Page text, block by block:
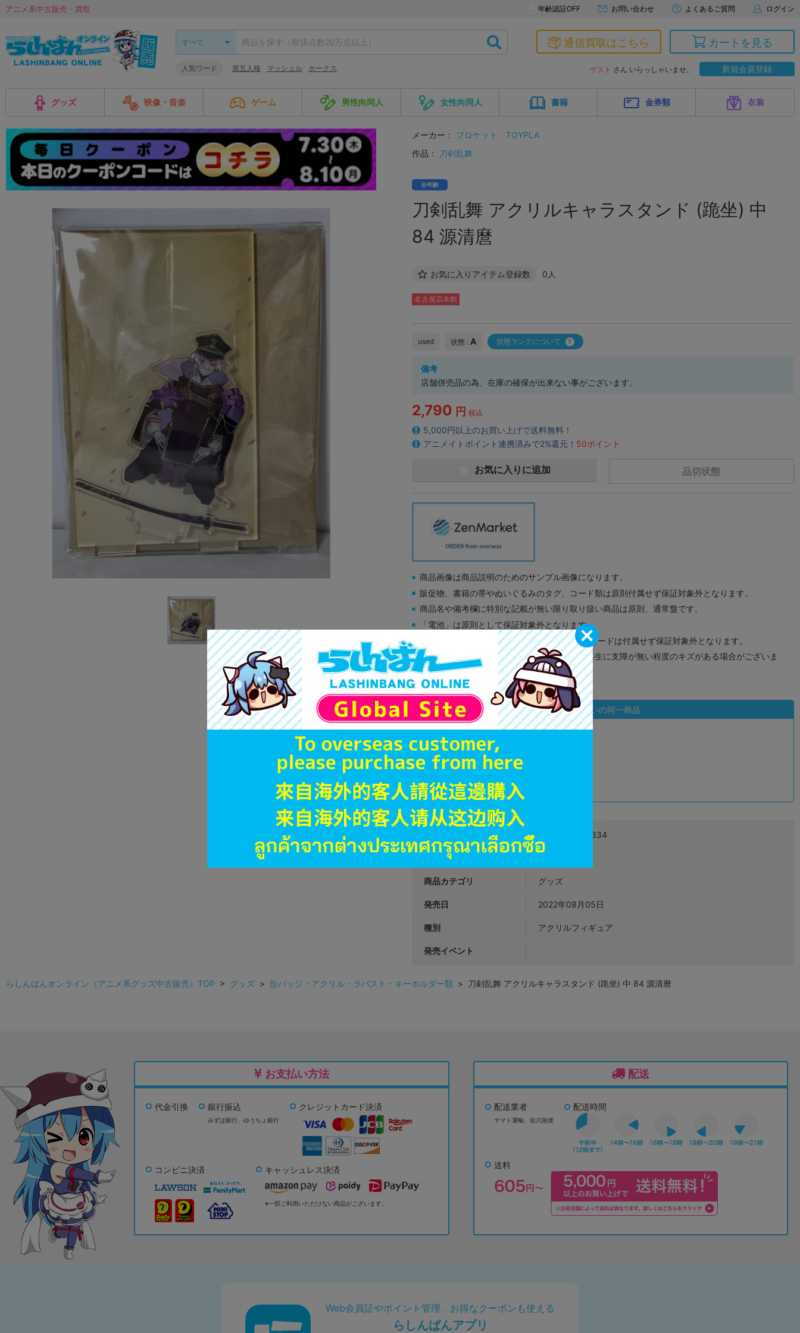
アニメ系中古販売・買取 年齢認証OFF お問い合わせ よくあるご質問 ログイン
人気ワード 第五人格 マッシュル ホークス
通信買取はこちら カートを見る
ゲスト さん いらっしゃいませ。 新規会員登録
グッズ 映像・音楽 ゲーム 男性向同人 女性向同人 書籍 金券類 衣装
メーカー： プロケット
TOYPLA
作品：
刀剣乱舞
全年齢
刀剣乱舞 アクリルキャラスタンド (跪坐) 中
84 源清麿
お気に入りアイテム登録数 0人
名古屋店本館
used 状態 : A 状態ランクについて
備考
店舗併売品の為、在庫の確保が出来ない事がございます。
2,790 円 税込
5,000円以上のお買い上げで送料無料！
アニメイトポイント連携済みで2%還元！ 50ポイント
品切状態
お気に入りに追加
商品画像は商品説明のためのサンプル画像になります。
販促物、書籍の帯やぬいぐるみのタグ、コード類は原則付属せず保証対象外となります。
商品名や備考欄に特別な記載が無い限り取り扱い商品は原則、通常盤です。
「電池」は原則として保証対象外となります。
ゲーム機本体には、SDカードなどのメモリーカードは付属せず保証対象外となります。
ディスク類の読み取り面のキズに関しまして再生に支障が無い程度のキズがある場合がございま
す。
※詳細につきましてはコチラ
状態違いの同一商品
オンライン
品切状態 2,690円 税込
4580525854334
商品番号
商品カテゴリ グッズ
発売日 2022年08月05日
種別 アクリルフィギュア
発売イベント
らしんばんオンライン（アニメ系グッズ中古販売）TOP > グッズ > 缶バッジ・アクリル・ラバスト・キーホルダー類 > 刀剣乱舞 アクリルキャラスタンド (跪坐) 中 84 源清麿
お支払い方法
代金引換 銀行振込
みずほ銀行、 ゆうちょ銀行
クレジットカード決済
コンビニ決済 キャッシュレス決済
※一部ご利用いただけない商品がございます。
配送
配送業者
ヤマト運輸、佐川急便
配送時間
送料
Web会員証やポイント管理、お得なクーポンも使える
らしんばんアプリ